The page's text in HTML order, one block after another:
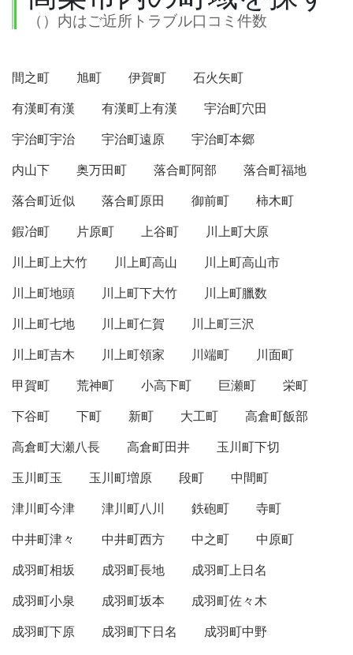
（）内はご近所トラブル口コミ件数
間之町 旭町 伊賀町
石火矢町
有漢町有漢
有漢町上有漢
宇治町穴田
宇治町宇治
宇治町遠原
宇治町本郷
内山下
奥万田町 落合町阿部
落合町福地
落合町近似
落合町原田 御前町
柿木町
鍜冶町
片原町 上谷町
川上町大原
川上町上大竹
川上町高山
川上町高山市
川上町地頭
川上町下大竹
川上町臘数
川上町七地
川上町仁賀
川上町三沢
川上町吉木
川上町領家 川端町
川面町
甲賀町
荒神町 小高下町 巨瀬町
栄町
下谷町
下町 新町 大工町
高倉町飯部
高倉町大瀬八長
高倉町田井
玉川町下切
玉川町玉
玉川町増原 段町
中間町
津川町今津
津川町八川 鉄砲町
寺町
中井町津々
中井町西方 中之町
中原町
成羽町相坂
成羽町長地
成羽町上日名
成羽町小泉
成羽町坂本
成羽町佐々木
成羽町下原
成羽町下日名
成羽町中野